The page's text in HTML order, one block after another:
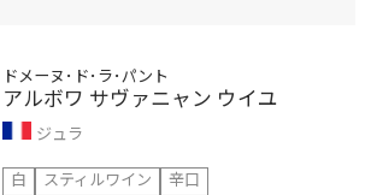
ドメーヌ･ド･ラ･パント
アルボワ サヴァニャン ウイユ
ジュラ
白
スティルワイン
辛口